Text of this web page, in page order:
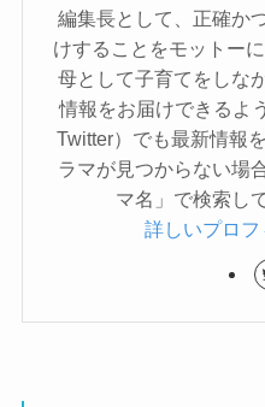
編集長として、正確か
けすることをモットー
母として子育てをしな
情報をお届けできるよ
Twitter）でも最新情報
ラマが見つからない場
マ名」で検索し
詳しいプロ